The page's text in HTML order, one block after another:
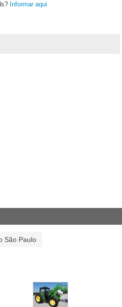
Informar aqui
São Paulo